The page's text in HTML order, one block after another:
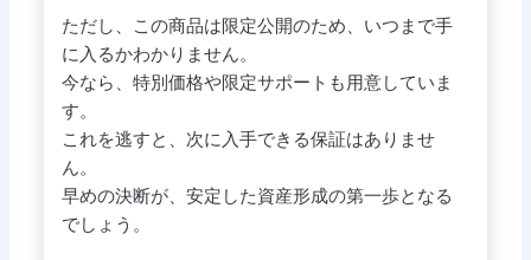
ただし、この商品は限定公開のため、いつまで手
に入るかわかりません。
今なら、特別価格や限定サポートも用意していま
す。
これを逃すと、次に入手できる保証はありませ
ん。
早めの決断が、安定した資産形成の第一歩となる
でしょう。